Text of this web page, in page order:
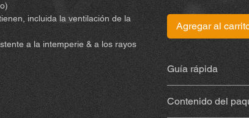
incluida la ventilación de la
a la intemperie & a los rayos
Agregar al
Guía rápida
Encuentra las
Contenido del